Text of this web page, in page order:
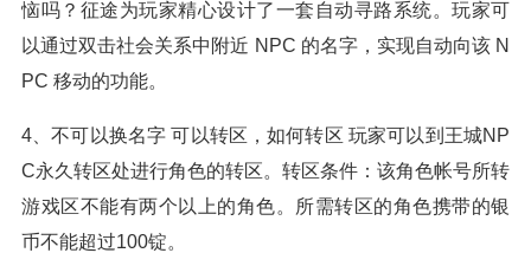
恼吗？征途为玩家精心设计了一套自动寻路系统。玩家可
以通过双击社会关系中附近 NPC 的名字，实现自动向该 N
PC 移动的功能。
4、不可以换名字 可以转区，如何转区 玩家可以到王城NP
C永久转区处进行角色的转区。转区条件：该角色帐号所转
游戏区不能有两个以上的角色。所需转区的角色携带的银
币不能超过100锭。